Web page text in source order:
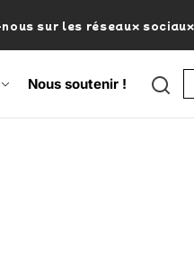
sur les réseaux
Nous soutenir ! Search